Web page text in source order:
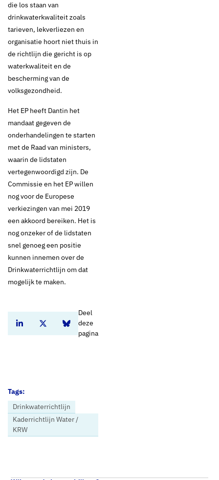
Home Nieuws
die los staan van
drinkwaterkwaliteit zoals
tarieven, lekverliezen en
organisatie hoort niet thuis in
de richtlijn die gericht is op
waterkwaliteit en de
bescherming van de
volksgezondheid.
Het EP heeft Dantin het
mandaat gegeven de
onderhandelingen te starten
met de Raad van ministers,
waarin de lidstaten
vertegenwoordigd zijn. De
Commissie en het EP willen
nog voor de Europese
verkiezingen van mei 2019
een akkoord bereiken. Het is
nog onzeker of de lidstaten
snel genoeg een positie
kunnen innemen over de
Drinkwaterrichtlijn om dat
mogelijk te maken.
Deel
deze
pagina
Deel dit artikel op Linkedin
Deel dit artikel op Twitter
Deel dit artikel op Bluesky
Tags:
Drinkwaterrichtlijn
Kaderrichtlijn Water /
KRW